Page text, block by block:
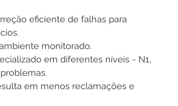
eficiente de falhas para
monitorado.
em diferentes níveis - N1,
em menos reclamações e